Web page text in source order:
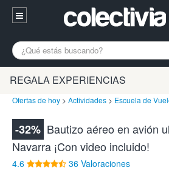
Entrar
94 652 38 15 (L-V 10:30-15:00)
¿Necesitas ayuda? Escríbenos
A Coruña Alicante
Bilbao Burgos
Gijón Huesca
Madrid Oviedo
REGALA EXPERIENCIAS
Ofertas de hoy > Actividades > Escuela de
-32% Bautizo aéreo en avión
Navarra ¡Con video incluido!
4.6 36 Valoraciones